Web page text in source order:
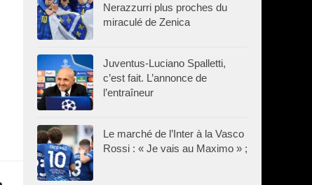
Nerazzurri plus proches du
miraculé de Zenica
Juventus-Luciano Spalletti,
c’est fait. L’annonce de
l’entraîneur
Le marché de l’Inter à la Vasco
Rossi : « Je vais au Maximo » ;